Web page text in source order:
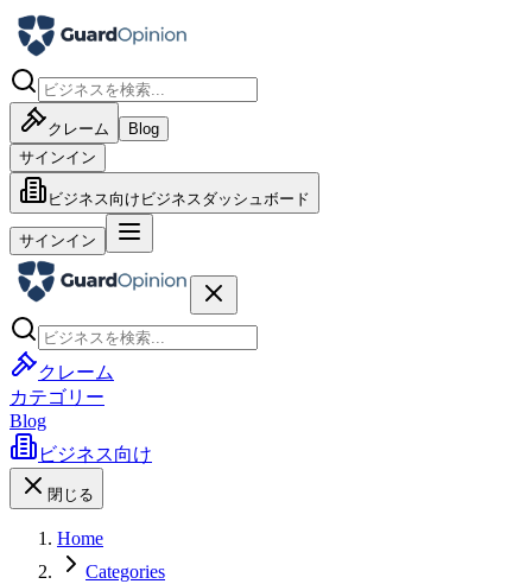
クレーム
Blog
サインイン
ビジネス向け ビジネスダッシュボード
サインイン
クレーム
カテゴリー
Blog
ビジネス向け
閉じる
Home
Categories